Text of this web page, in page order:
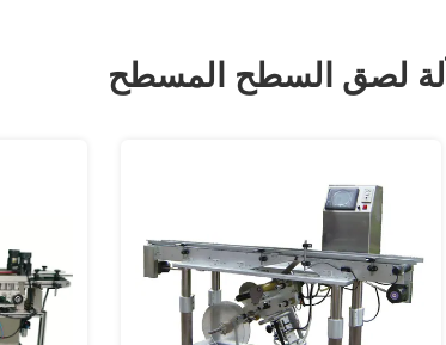
آلة لصق السطح المسطح